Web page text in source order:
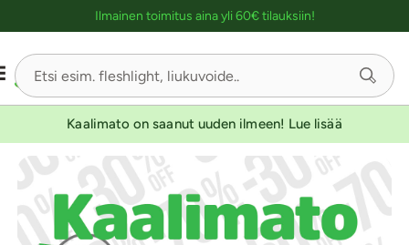
Ilmainen toimitus aina yli 60€ tilauksiin!
Kaalimato on saanut uuden ilmeen! Lue lisää